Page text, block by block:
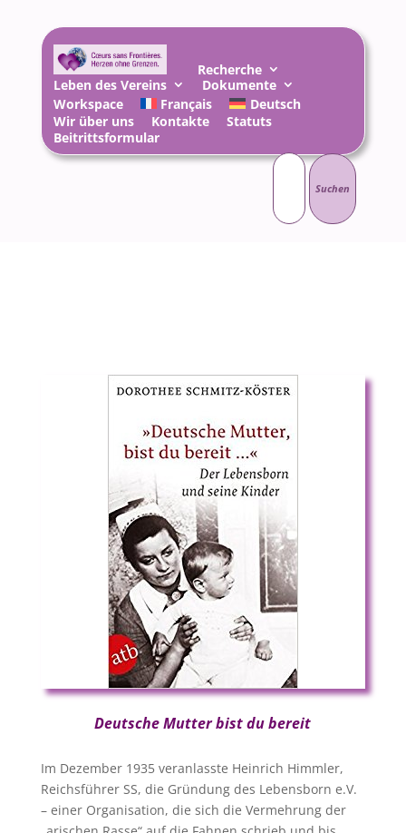
Recherche
Leben des Vereins
Dokumente
Workspace
Français
Deutsch
Wir über uns
Kontakte
Statuts
Beitrittsformular
Suchen
nach:
Deutsche Mutter bist du bereit
Im Dezember 1935 veranlasste Heinrich Himmler,
Reichsführer SS, die Gründung des Lebensborn e.V.
– einer Organisation, die sich die Vermehrung der